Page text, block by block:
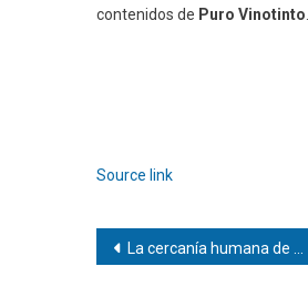
contenidos de Puro Vinotinto
Source link
Navegación
La cercanía humana de la medicina rural a pesar de las distancias